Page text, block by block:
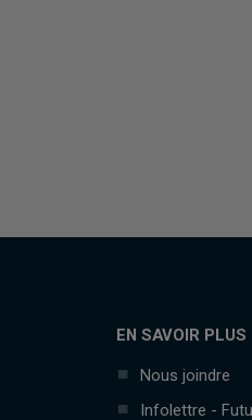
EN SAVOIR PLUS
Nous joindre
Infolettre -